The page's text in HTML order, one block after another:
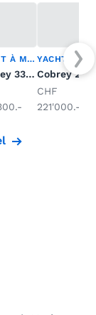
YACHT À MOTEUR
Cobrey 33 HT
Cobrey 28 SC
CHF
221'000.-